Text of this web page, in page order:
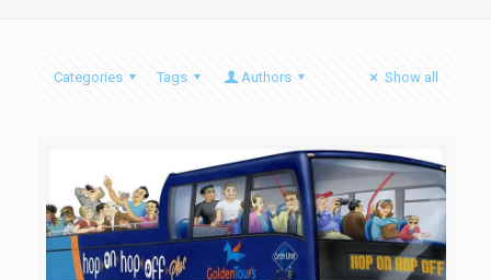
Categories Tags Authors Show all